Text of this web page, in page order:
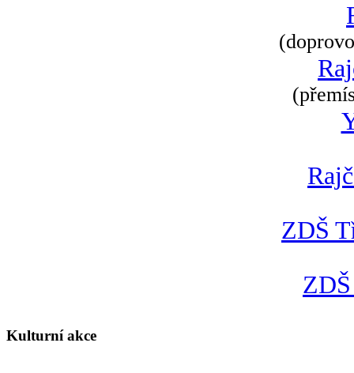
ZDŠ
Kulturní akce